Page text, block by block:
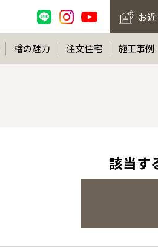
お
檜の魅力 注文住宅 施工事例
該当す